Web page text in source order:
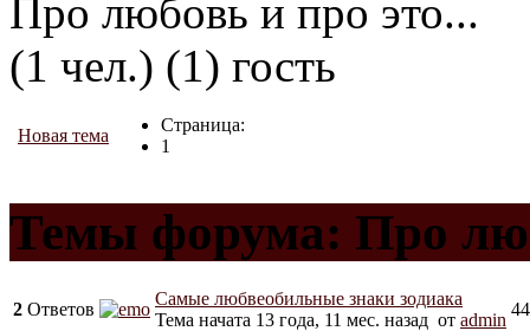
Про любовь и про это...
(1 чел.) (1) гость
Новая тема
Страница:
1
Темы форума: Про
2 Ответов
Самые любвеобильные знаки зодиака
Тема начата 13 года, 11 мес. назад от admin